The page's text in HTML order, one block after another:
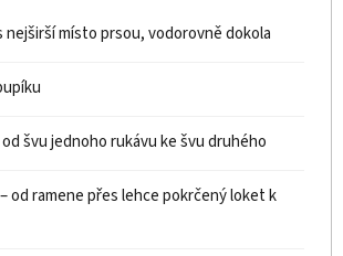
nejširší místo prsou, vodorovně dokola
švu jednoho rukávu ke švu druhého
– od ramene přes lehce pokrčený loket k